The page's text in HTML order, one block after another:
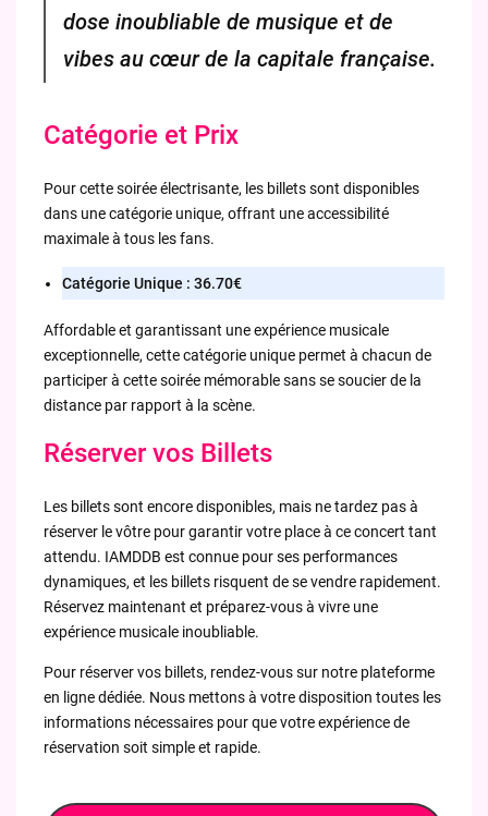
dose inoubliable de musique et de
vibes au cœur de la capitale française.
Catégorie et Prix
Pour cette soirée électrisante, les billets sont disponibles
dans une catégorie unique, offrant une accessibilité
maximale à tous les fans.
Catégorie Unique : 36.70€
Affordable et garantissant une expérience musicale
exceptionnelle, cette catégorie unique permet à chacun de
participer à cette soirée mémorable sans se soucier de la
distance par rapport à la scène.
Réserver vos Billets
Les billets sont encore disponibles, mais ne tardez pas à
réserver le vôtre pour garantir votre place à ce concert tant
attendu. IAMDDB est connue pour ses performances
dynamiques, et les billets risquent de se vendre rapidement.
Réservez maintenant et préparez-vous à vivre une
expérience musicale inoubliable.
Pour réserver vos billets, rendez-vous sur notre plateforme
en ligne dédiée. Nous mettons à votre disposition toutes les
informations nécessaires pour que votre expérience de
réservation soit simple et rapide.